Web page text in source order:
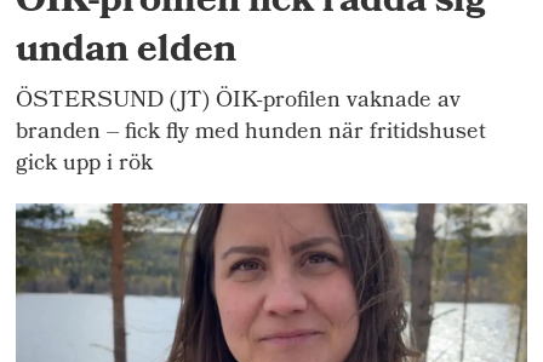
undan elden
ÖSTERSUND (JT) ÖIK-profilen vaknade av
branden – fick fly med hunden när fritidshuset
gick upp i rök